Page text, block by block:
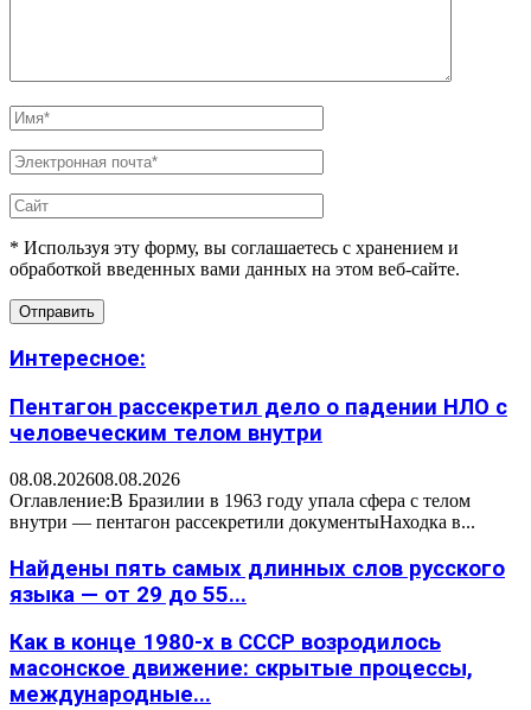
* Используя эту форму, вы соглашаетесь с хранением и
обработкой введенных вами данных на этом веб-сайте.
Интересное:
Пентагон рассекретил дело о падении НЛО с
человеческим телом внутри
08.08.202608.08.2026
Оглавление:В Бразилии в 1963 году упала сфера с телом
внутри — пентагон рассекретили документыНаходка в...
Найдены пять самых длинных слов русского
языка — от 29 до 55...
Как в конце 1980-х в СССР возродилось
масонское движение: скрытые процессы,
международные...